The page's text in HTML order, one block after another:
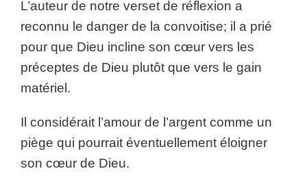
L’auteur de notre verset de réflexion a
reconnu le danger de la convoitise; il a prié
pour que Dieu incline son cœur vers les
préceptes de Dieu plutôt que vers le gain
matériel.
Il considérait l’amour de l’argent comme un
piège qui pourrait éventuellement éloigner
son cœur de Dieu.